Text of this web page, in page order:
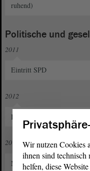
ruhend)
Politische und
2011
Eintritt SPD
2012
Landesvorsitzende der
2012 bis 2018
Mitglied im Kreisvorstand
Wir nutzen Cookies
ihnen sind technisch
helfen, diese